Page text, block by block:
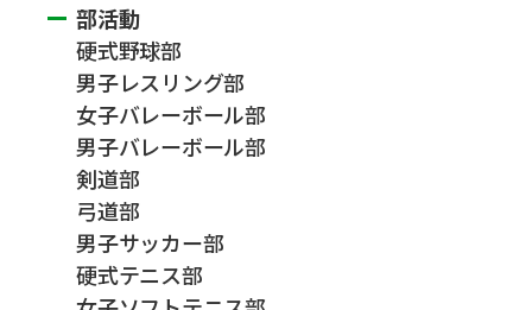
部活動
硬式野球部
男子レスリング部
女子バレーボール部
男子バレーボール部
剣道部
弓道部
男子サッカー部
硬式テニス部